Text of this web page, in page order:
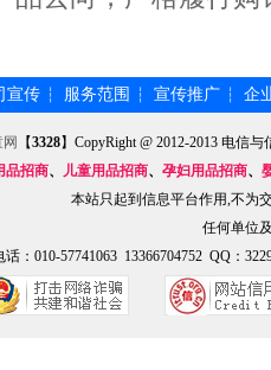
宣传 ┆ 服务范围 ┆ 宣传推广 ┆ 企
【3328】CopyRight @ 2012-2013 电信
品招商、 儿童用品招商、 孕妇用品招商、
本站只起到信息平台作用,不为
任何单位
话：010-57741063 13366704752 QQ：